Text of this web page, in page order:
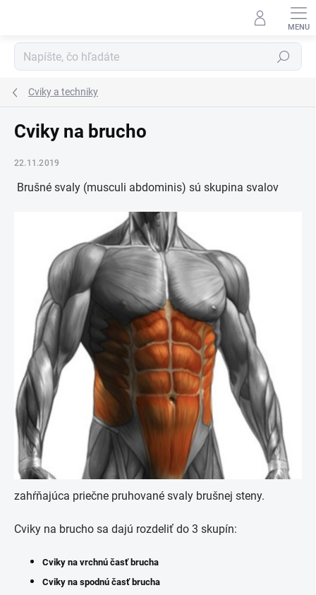
Hľadať
Cviky a techniky
Cviky na brucho
22.11.2019
Brušné svaly (musculi abdominis) sú skupina svalov
zahŕňajúca priečne pruhované svaly brušnej steny.
Cviky na brucho sa dajú rozdeliť do 3 skupín:
Cviky na vrchnú časť brucha
Cviky na spodnú časť brucha